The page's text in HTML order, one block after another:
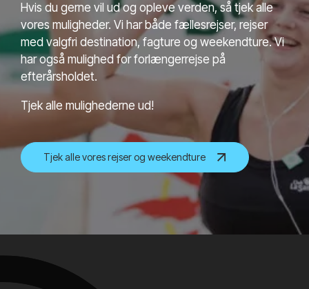
Hvis du gerne vil ud og opleve verden, så tjek alle
vores muligheder. Vi har både fællesrejser, rejser
med valgfri destination, fagture og weekendture. Vi
har også mulighed for forlængerrejse på
efterårsholdet.
Tjek alle mulighederne ud!
Tjek alle vores rejser og weekendture